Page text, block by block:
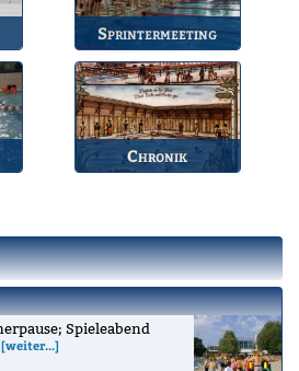
Spieleabend
[weiter...]
Sprintermeeting
Jährlicher Wettkampf
des BSV.
Chronik